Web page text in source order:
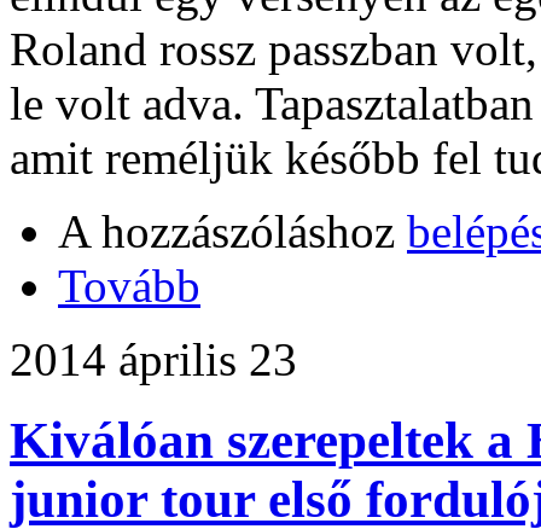
Roland rossz passzban
le volt adva.
amit reméljük később fel
A hozzászóláshoz
Tovább
2014 április 23
Kiválóan szerepeltek a
junior tour első